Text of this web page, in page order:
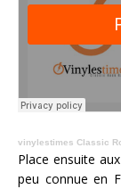
vinylestimes Classic
Place ensuite
peu connue en